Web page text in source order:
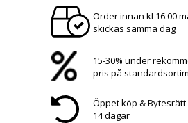
Order innan kl 16:00
skickas samma dag
15-30% under
pris på
Öppet köp & Bytesrätt
14 dagar